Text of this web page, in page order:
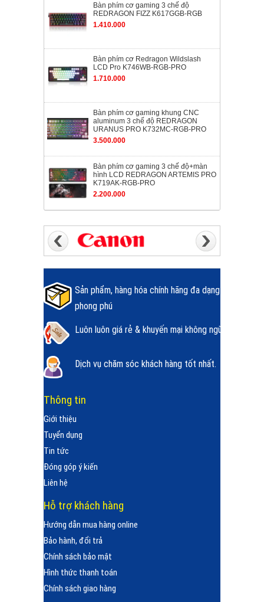
Bàn phím cơ gaming 3 chế độ
REDRAGON FIZZ K617GGB-RGB
1.410.000
Bàn phím cơ Redragon Wildslash
LCD Pro K746WB-RGB-PRO
1.710.000
Bàn phím cơ gaming khung CNC
aluminum 3 chế độ REDRAGON
URANUS PRO K732MC-RGB-PRO
3.500.000
Bàn phím cơ gaming 3 chế độ+màn
hình LCD REDRAGON ARTEMIS PRO
K719AK-RGB-PRO
2.200.000
Sản phẩm, hàng hóa chính hãng đa dạng
phong phú
Luôn luôn giá rẻ & khuyến mại không ngừng.
Dịch vụ chăm sóc khách hàng tốt nhất.
Thông tin
Giới thiệu
Tuyển dụng
Tin tức
Đóng góp ý kiến
Liên hệ
Hỗ trợ khách hàng
Hướng dẫn mua hàng online
Bảo hành, đổi trả
Chính sách bảo mật
Hình thức thanh toán
Chính sách giao hàng